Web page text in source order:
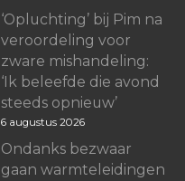
‘Opluchting’ bij Pim na
veroordeling voor
zware mishandeling:
‘Ik beleefde die avond
steeds opnieuw’
6 augustus 2026
Ondanks bezwaar
gaan warmteleidingen